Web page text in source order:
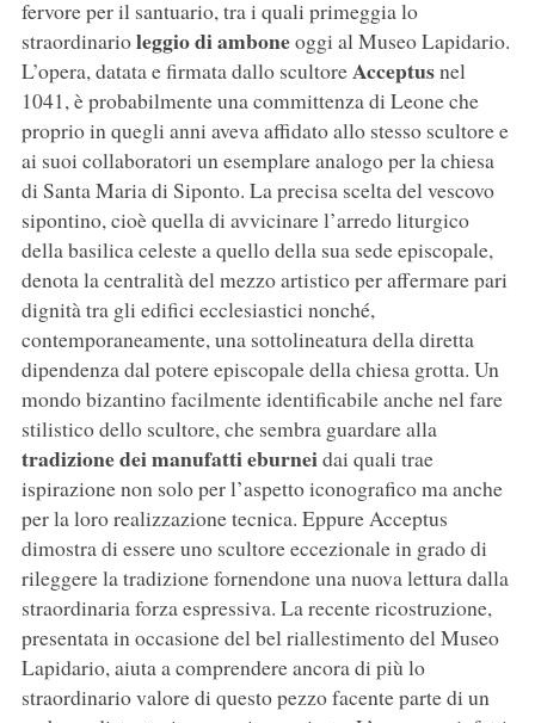
fervore per il santuario, tra i quali primeggia lo
straordinarioleggio di amboneoggi al Museo Lapidario.
L’opera, datata e firmata dallo scultoreAcceptusnel
1041, è probabilmente una committenza di Leone che
proprio in quegli anni aveva affidato allo stesso scultore e
ai suoi collaboratori un esemplare analogo per la chiesa
di Santa Maria di Siponto. La precisa scelta del vescovo
sipontino, cioè quella di avvicinare l’arredo liturgico
della basilica celeste a quello della sua sede episcopale,
denota la centralità del mezzo artistico per affermare pari
dignità tra gli edifici ecclesiastici nonché,
contemporaneamente, una sottolineatura della diretta
dipendenza dal potere episcopale della chiesa grotta. Un
mondo bizantino facilmente identificabile anche nel fare
stilistico dello scultore, che sembra guardare alla
tradizione dei manufatti eburneidai quali trae
ispirazione non solo per l’aspetto iconografico ma anche
per la loro realizzazione tecnica. Eppure Acceptus
dimostra di essere uno scultore eccezionale in grado di
rileggere la tradizione fornendone una nuova lettura dalla
straordinaria forza espressiva. La recente ricostruzione,
presentata in occasione del bel riallestimento del Museo
Lapidario, aiuta a comprendere ancora di più lo
straordinario valore di questo pezzo facente parte di un